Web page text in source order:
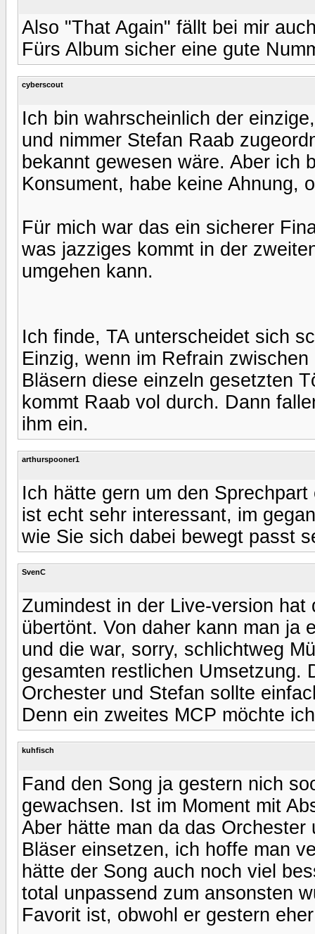
Also "That Again" fällt bei mir
Fürs Album sicher eine gute
cyberscout
Ich bin wahrscheinlich der
und nimmer Stefan Raab
bekannt gewesen wäre. Aber ich
Konsument, habe keine Ahnung,
Für mich war das ein sicherer
was jazziges kommt in der
umgehen kann.
Ich finde, TA unterscheidet sich
Einzig, wenn im Refrain
Bläsern diese einzeln gesetzten
kommt Raab vol durch. Dann
ihm ein.
arthurspooner1
Ich hätte gern um den
ist echt sehr interessant, im
wie Sie sich dabei bewegt passt
SvenC
Zumindest in der Live-version
übertönt. Von daher kann man ja
und die war, sorry, schlichtweg
gesamten restlichen Umsetzung.
Orchester und Stefan sollte
Denn ein zweites MCP möchte
kuhfisch
Fand den Song ja gestern nich
gewachsen. Ist im Moment mit
Aber hätte man da das
Bläser einsetzen, ich hoffe man
hätte der Song auch noch viel
total unpassend zum ansonsten
Favorit ist, obwohl er gestern